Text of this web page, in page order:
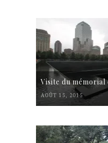
Visite du mémorial
AOÛT 15, 2015